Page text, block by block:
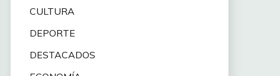
CULTURA
DEPORTE
DESTACADOS